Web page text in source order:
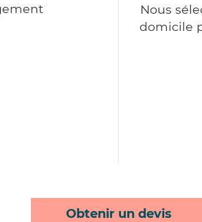
Nous
domicile
Obtenir un devis